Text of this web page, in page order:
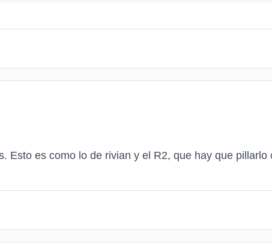
Esto es como lo de rivian y el R2, que hay que pillarlo